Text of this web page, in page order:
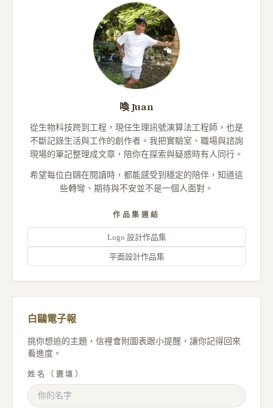
喚 Juan
從生物科技跨到工程，現任生理訊號演算法工程師，也是
不斷記錄生活與工作的創作者。我把實驗室、職場與諮詢
現場的筆記整理成文章，陪你在探索與疑惑時有人同行。
希望每位白鷗在閱讀時，都能感受到穩定的陪伴，知道這
些轉彎、期待與不安並不是一個人面對。
作品集連結
Logo 設計作品集
平面設計作品集
白鷗電子報
挑你想追的主題，信裡會附圖表跟小提醒，讓你記得回來
看進度。
姓名（選填）